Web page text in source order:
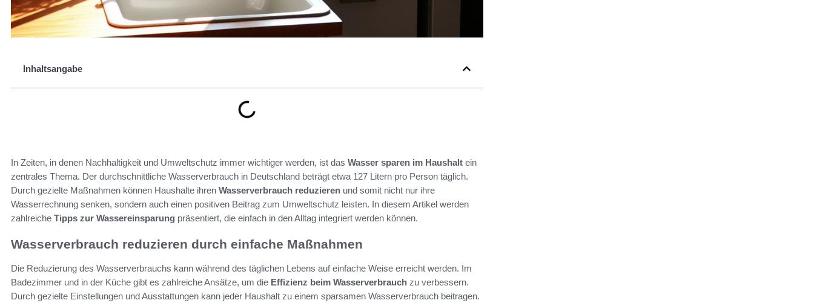
Inhaltsangabe
In Zeiten, in denen Nachhaltigkeit und Umweltschutz immer wichtiger werden, ist das Wasser sparen im Haushalt ein
zentrales Thema. Der durchschnittliche Wasserverbrauch in Deutschland beträgt etwa 127 Litern pro Person täglich.
Durch gezielte Maßnahmen können Haushalte ihren Wasserverbrauch reduzieren und somit nicht nur ihre
Wasserrechnung senken, sondern auch einen positiven Beitrag zum Umweltschutz leisten. In diesem Artikel werden
zahlreiche Tipps zur Wassereinsparung präsentiert, die einfach in den Alltag integriert werden können.
Wasserverbrauch reduzieren durch einfache Maßnahmen
Die Reduzierung des Wasserverbrauchs kann während des täglichen Lebens auf einfache Weise erreicht werden. Im
Badezimmer und in der Küche gibt es zahlreiche Ansätze, um die Effizienz beim Wasserverbrauch zu verbessern.
Durch gezielte Einstellungen und Ausstattungen kann jeder Haushalt zu einem sparsamen Wasserverbrauch beitragen.